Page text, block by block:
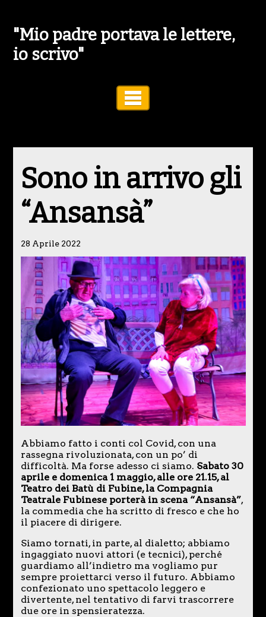
"Mio padre portava le lettere,
io scrivo"
Sono in arrivo gli
“Ansansà”
28 Aprile 2022
Abbiamo fatto i conti col Covid, con una
rassegna rivoluzionata, con un po’ di
difficoltà. Ma forse adesso ci siamo. Sabato 30
aprile e domenica 1 maggio, alle ore 21.15, al
Teatro dei Batù di Fubine, la Compagnia
Teatrale Fubinese porterà in scena “Ansansà”,
la commedia che ha scritto di fresco e che ho
il piacere di dirigere.
Siamo tornati, in parte, al dialetto; abbiamo
ingaggiato nuovi attori (e tecnici), perché
guardiamo all’indietro ma vogliamo pur
sempre proiettarci verso il futuro. Abbiamo
confezionato uno spettacolo leggero e
divertente, nel tentativo di farvi trascorrere
due ore in spensieratezza.